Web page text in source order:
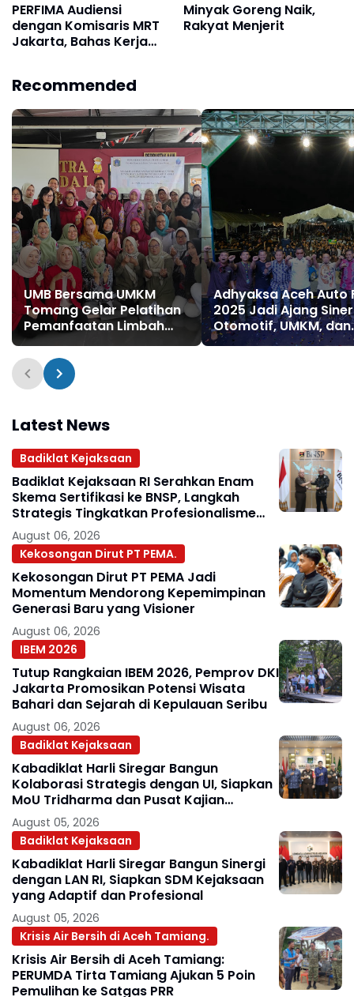
PERFIMA Audiensi
dengan Komisaris MRT
Jakarta, Bahas Kerja
Budaya, dan UMKM
Selama 1 Tahun
Minyak Goreng Naik,
Rakyat Menjerit
Recommended
UMB Bersama UMKM
Tomang Gelar Pelatihan
Pemanfaatan Limbah
untuk Meningkatkan
Ekonomi Keluarga
Adhyaksa Aceh Auto
2025 Jadi Ajang
Otomotif, UMKM, dan
Penegakan Hukum
Latest News
Badiklat Kejaksaan
Badiklat Kejaksaan RI Serahkan Enam
Skema Sertifikasi ke BNSP, Langkah
Strategis Tingkatkan Profesionalisme
Jaksa
August 06, 2026
Kekosongan Dirut PT PEMA.
Kekosongan Dirut PT PEMA Jadi
Momentum Mendorong Kepemimpinan
Generasi Baru yang Visioner
August 06, 2026
IBEM 2026
Tutup Rangkaian IBEM 2026, Pemprov DKI
Jakarta Promosikan Potensi Wisata
Bahari dan Sejarah di Kepulauan Seribu
August 06, 2026
Badiklat Kejaksaan
Kabadiklat Harli Siregar Bangun
Kolaborasi Strategis dengan UI, Siapkan
MoU Tridharma dan Pusat Kajian
Kejaksaan
August 05, 2026
Badiklat Kejaksaan
Kabadiklat Harli Siregar Bangun Sinergi
dengan LAN RI, Siapkan SDM Kejaksaan
yang Adaptif dan Profesional
August 05, 2026
Krisis Air Bersih di Aceh Tamiang.
Krisis Air Bersih di Aceh Tamiang:
PERUMDA Tirta Tamiang Ajukan 5 Poin
Pemulihan ke Satgas PRR